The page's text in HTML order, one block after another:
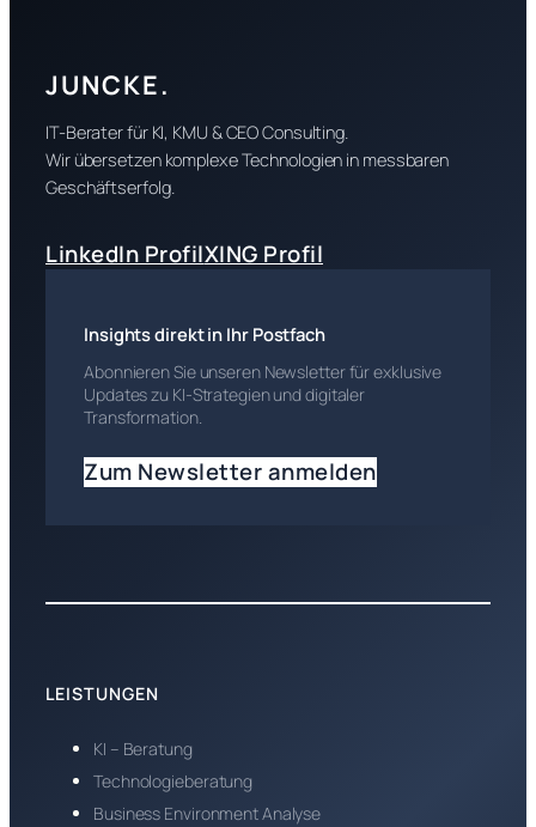
JUNCKE.
IT-Berater für KI, KMU & CEO Consulting.
Wir übersetzen komplexe Technologien in messbaren
Geschäftserfolg.
LinkedIn ProfilXING Profil
Insights direkt in Ihr Postfach
Abonnieren Sie unseren Newsletter für exklusive
Updates zu KI-Strategien und digitaler
Transformation.
Zum Newsletter anmelden
LEISTUNGEN
KI – Beratung
Technologieberatung
Business Environment Analyse